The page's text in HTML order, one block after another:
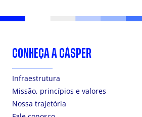
CONHEÇA A CÁSPER
Infraestrutura
Missão, princípios e valores
Nossa trajetória